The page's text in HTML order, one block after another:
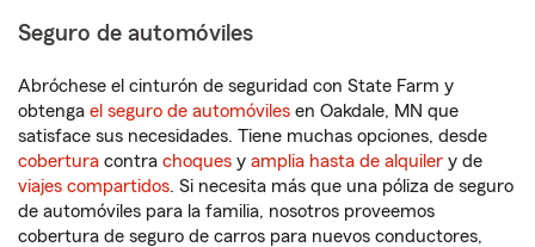
Seguro de automóviles
Abróchese el cinturón de seguridad con State Farm y
obtenga el seguro de automóviles en Oakdale, MN que
satisface sus necesidades. Tiene muchas opciones, desde
cobertura contra choques y amplia hasta de alquiler y de
viajes compartidos. Si necesita más que una póliza de seguro
de automóviles para la familia, nosotros proveemos
cobertura de seguro de carros para nuevos conductores,